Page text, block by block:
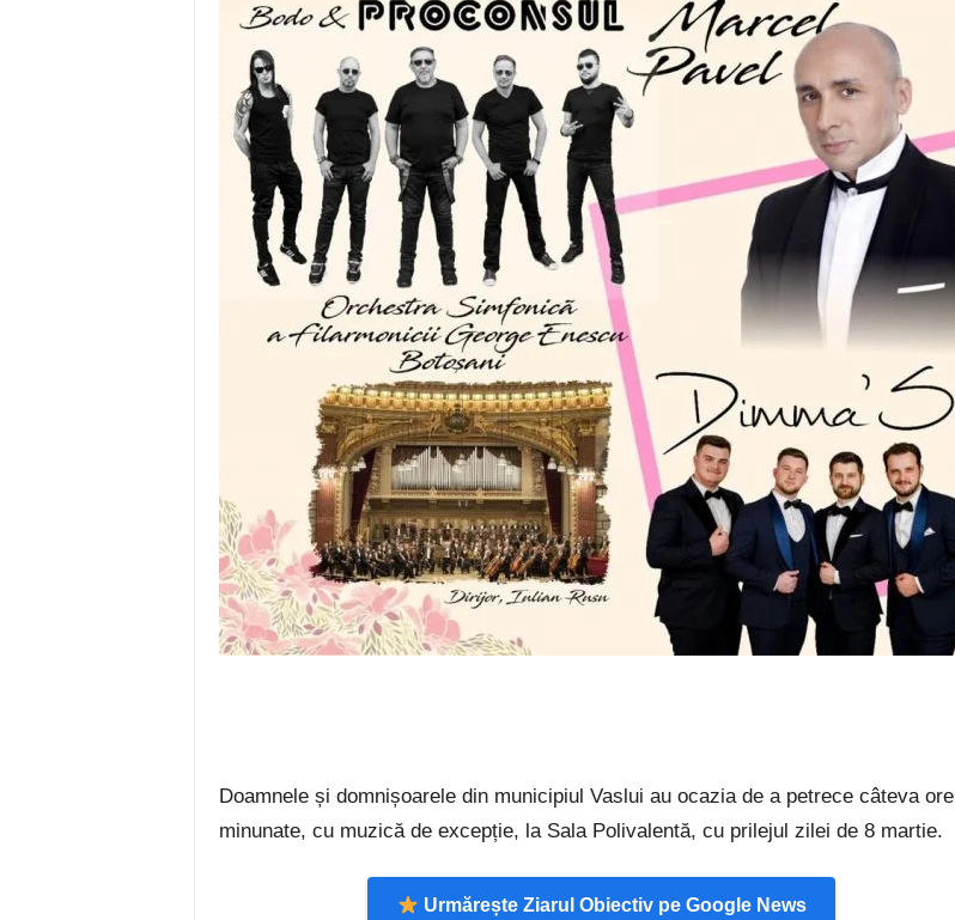
Doamnele și domnișoarele din municipiul Vaslui au ocazia de a petrece câteva ore
minunate, cu muzică de excepție, la Sala Polivalentă, cu prilejul zilei de 8 martie.
Urmărește Ziarul Obiectiv pe Google News